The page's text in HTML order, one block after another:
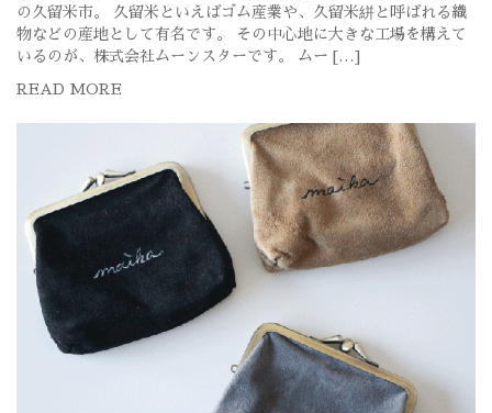
の久留米市。 久留米といえばゴム産業や、久留米絣と呼ばれる織
物などの産地として有名です。 その中心地に大きな工場を構えて
いるのが、株式会社ムーンスターです。 ムー […]
READ MORE